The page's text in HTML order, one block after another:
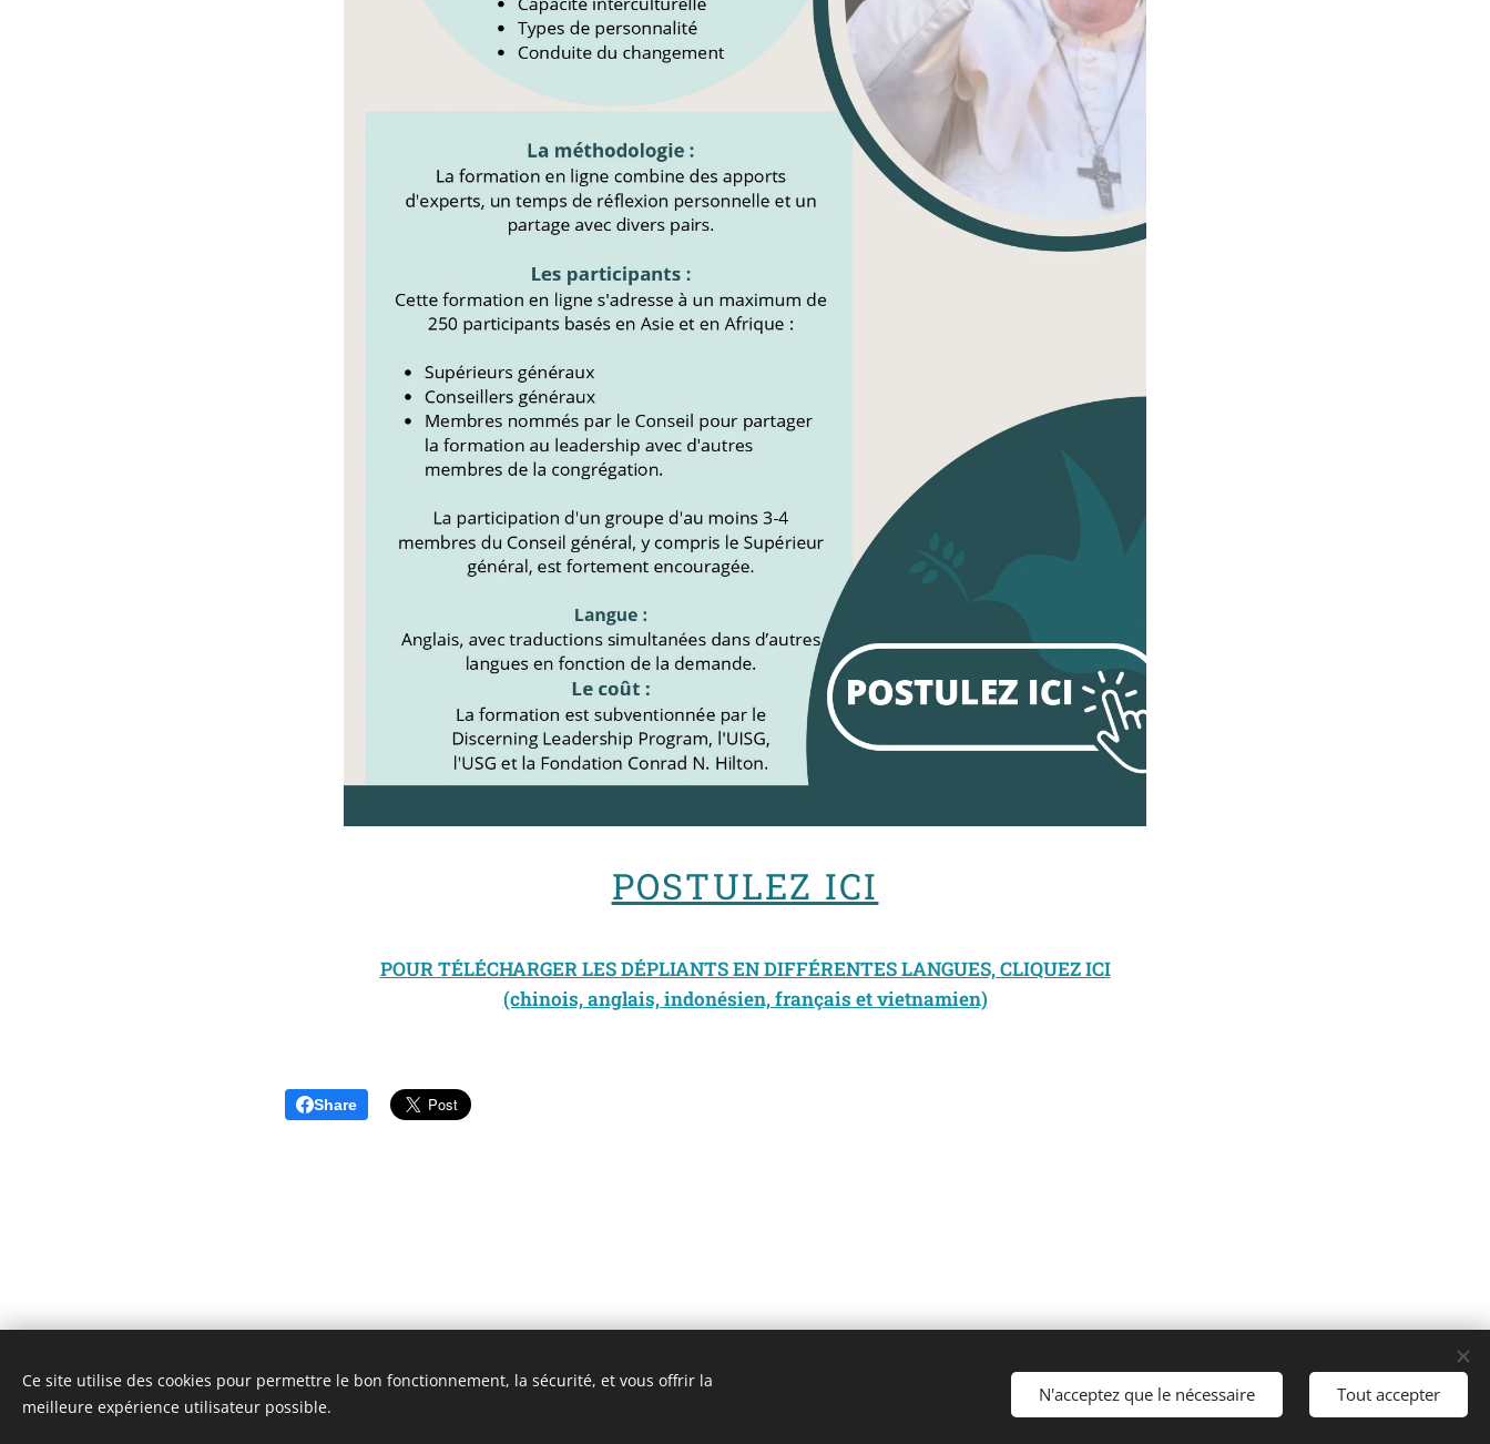
POSTULEZ ICI
POUR TÉLÉCHARGER LES DÉPLIANTS EN DIFFÉRENTES LANGUES, CLIQUEZ ICI
(chinois, anglais, indonésien, français et vietnamien)
Share
Unione Superiori Generali - Via dei Penitenzieri 19 -00193 ROMA
Cookies
Langues
Italiano Français
Ce site utilise des cookies pour permettre le bon fonctionnement, la sécurité, et vous offrir la
meilleure expérience utilisateur possible.
N'acceptez que le nécessaire Tout accepter